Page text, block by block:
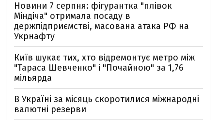
Новини 7 серпня: фігурантка "плівок
Міндіча" отримала посаду в
держпідприємстві, масована атака РФ на
Укрнафту
Київ шукає тих, хто відремонтує метро між
"Тараса Шевченко" і "Почайною" за 1,76
мільярда
В Україні за місяць скоротилися міжнародні
валютні резерви